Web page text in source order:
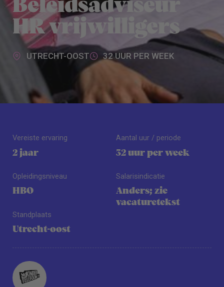
Beleidsadviseur
HR vrijwilligers
UTRECHT-OOST 32 UUR PER WEEK
Vereiste ervaring
2 jaar
Opleidingsniveau
HBO
Standplaats
Utrecht-oost
Aantal uur / periode
32 uur per week
Salarisindicatie
Anders; zie
vacaturetekst